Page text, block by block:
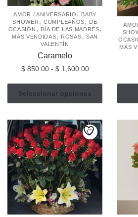
AMOR / ANIVERSARIO , BABY
SHOWER , CUMPLEAÑOS, DE
OCASIÓN , DÍA DE LAS MADRES,
MÁS VENDIDAS, ROSAS, SAN
VALENTÍN
Caramelo
$850.00 - $1,600.00Rango
desde
hasta
$ 1,600.00
Seleccionar opciones
producto
múltiples
variantes.
Las
opciones
se
pueden
elegir
en
MÁS